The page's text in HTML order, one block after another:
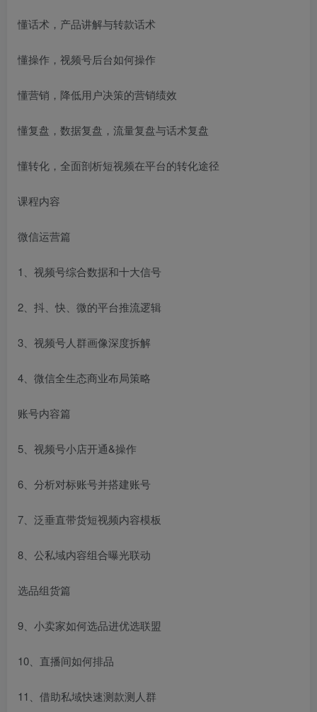
懂话术，产品讲解与转款话术
懂操作，视频号后台如何操作
懂营销，降低用户决策的营销绩效
懂复盘，数据复盘，流量复盘与话术复盘
懂转化，全面剖析短视频在平台的转化途径
课程内容
微信运营篇
1、视频号综合数据和十大信号
2、抖、快、微的平台推流逻辑
3、视频号人群画像深度拆解
4、微信全生态商业布局策略
账号内容篇
5、视频号小店开通&操作
6、分析对标账号并搭建账号
7、泛垂直带货短视频内容模板
8、公私域内容组合曝光联动
选品组货篇
9、小卖家如何选品进优选联盟
10、直播间如何排品
11、借助私域快速测款测人群